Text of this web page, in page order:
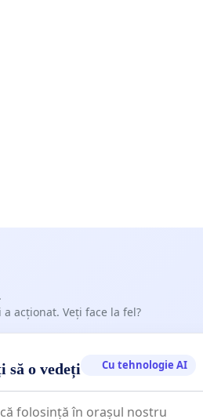
acționat. Veți face la fel?
să o vedeți Cu tehnologie AI